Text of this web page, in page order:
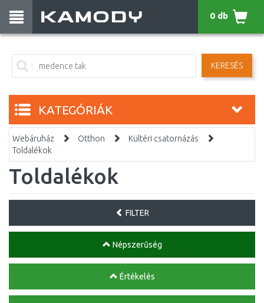
KERESÉS
0 db
KATEGÓRIÁK
Webáruház Otthon
Kültéri csatornázás
Toldalékok
Toldalékok
FILTER
Népszerűség
Értékelés